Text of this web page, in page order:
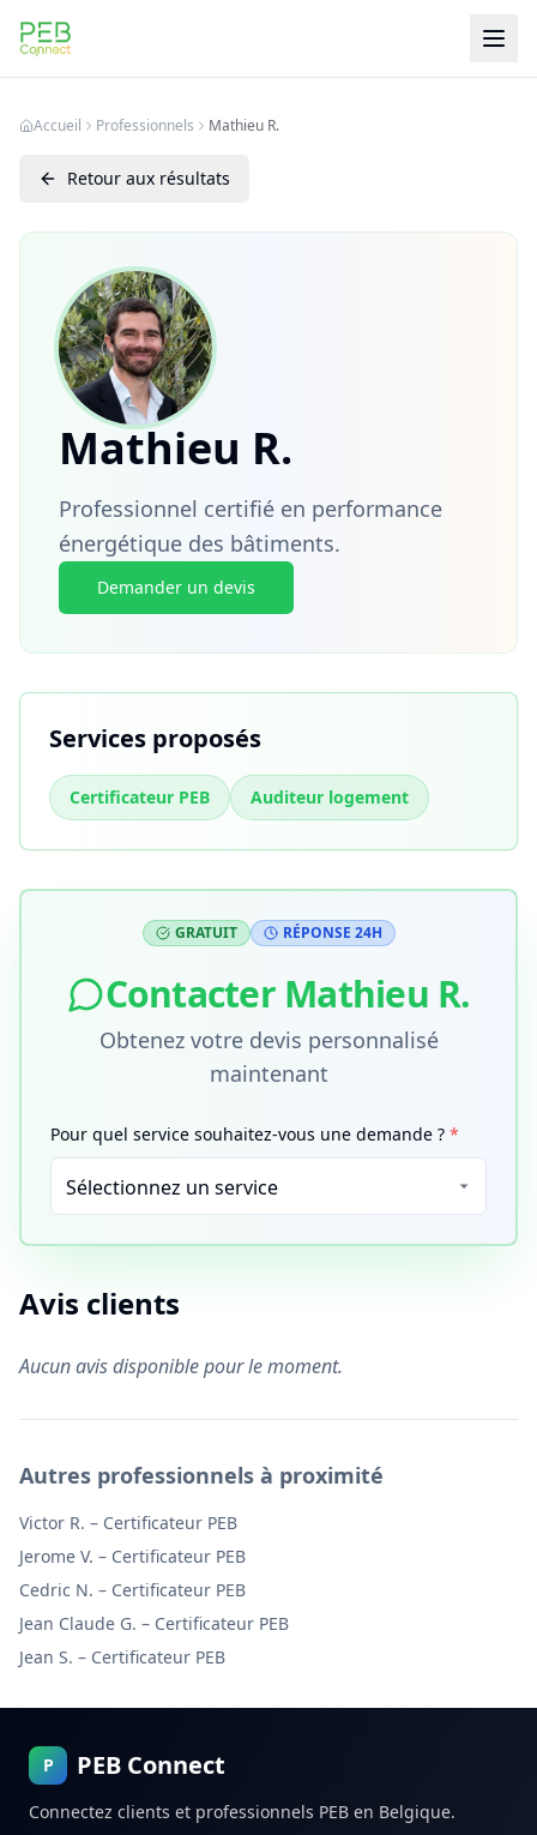
PEB Connect
Accueil Professionnels Mathieu R.
Retour aux résultats
Mathieu R.
Professionnel certifié en performance
énergétique des bâtiments.
Demander un devis
Services proposés
Certificateur PEB Auditeur logement
GRATUIT RÉPONSE 24H
Contacter Mathieu R.
Obtenez votre devis personnalisé
maintenant
Pour quel service souhaitez-vous une demande ? *
Avis clients
Aucun avis disponible pour le moment.
Autres professionnels à proximité
Victor R. – Certificateur PEB
Jerome V. – Certificateur PEB
Cedric N. – Certificateur PEB
Jean Claude G. – Certificateur PEB
Jean S. – Certificateur PEB
P PEB Connect
Connectez clients et professionnels PEB en Belgique.